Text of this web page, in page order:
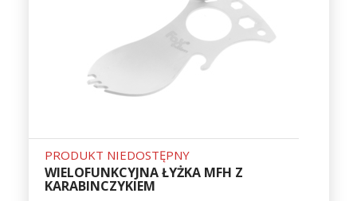
PRODUKT NIEDOSTĘPNY
WIELOFUNKCYJNA ŁYŻKA MFH Z
KARABINCZYKIEM